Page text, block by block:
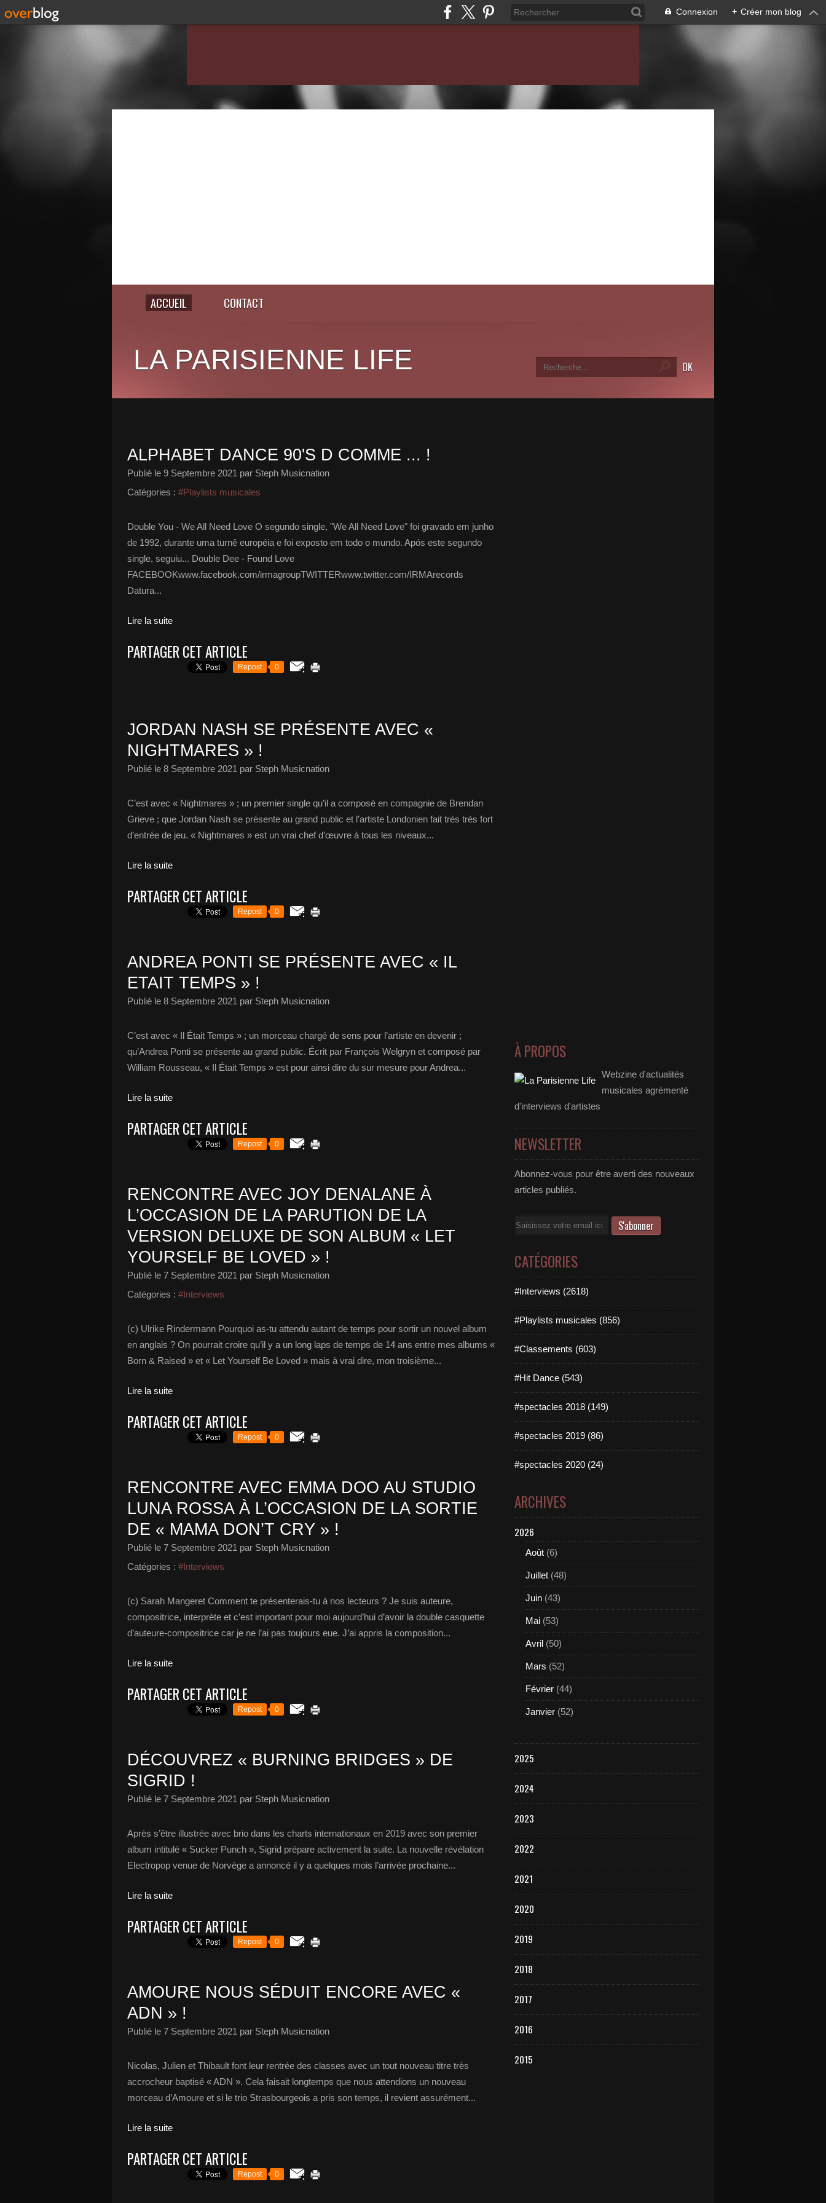
Connexion + Créer mon blog
ACCUEIL CONTACT
LA PARISIENNE LIFE
ALPHABET DANCE 90'S D COMME ... !
Publié le 9 Septembre 2021 par Steph Musicnation
Catégories : #Playlists musicales
Double You - We All Need Love O segundo single, "We All Need Love" foi gravado em junho
de 1992, durante uma turnê européia e foi exposto em todo o mundo. Após este segundo
single, seguiu... Double Dee - Found Love
FACEBOOKwww.facebook.com/irmagroupTWITTERwww.twitter.com/IRMArecords
Datura...
Lire la suite
PARTAGER CET ARTICLE
Repost 0
JORDAN NASH SE PRÉSENTE AVEC «
NIGHTMARES » !
Publié le 8 Septembre 2021 par Steph Musicnation
C’est avec « Nightmares » ; un premier single qu’il a composé en compagnie de Brendan
Grieve ; que Jordan Nash se présente au grand public et l’artiste Londonien fait très très fort
d’entrée de jeu. « Nightmares » est un vrai chef d’œuvre à tous les niveaux...
Lire la suite
PARTAGER CET ARTICLE
Repost 0
ANDREA PONTI SE PRÉSENTE AVEC « IL
ETAIT TEMPS » !
Publié le 8 Septembre 2021 par Steph Musicnation
C’est avec « Il Était Temps » ; un morceau chargé de sens pour l’artiste en devenir ;
qu’Andrea Ponti se présente au grand public. Écrit par François Welgryn et composé par
William Rousseau, « Il Était Temps » est pour ainsi dire du sur mesure pour Andrea...
Lire la suite
PARTAGER CET ARTICLE
Repost 0
RENCONTRE AVEC JOY DENALANE À
L’OCCASION DE LA PARUTION DE LA
VERSION DELUXE DE SON ALBUM « LET
YOURSELF BE LOVED » !
Publié le 7 Septembre 2021 par Steph Musicnation
Catégories : #Interviews
(c) Ulrike Rindermann Pourquoi as-tu attendu autant de temps pour sortir un nouvel album
en anglais ? On pourrait croire qu’il y a un long laps de temps de 14 ans entre mes albums «
Born & Raised » et « Let Yourself Be Loved » mais à vrai dire, mon troisième...
Lire la suite
PARTAGER CET ARTICLE
Repost 0
RENCONTRE AVEC EMMA DOO AU STUDIO
LUNA ROSSA À L’OCCASION DE LA SORTIE
DE « MAMA DON’T CRY » !
Publié le 7 Septembre 2021 par Steph Musicnation
Catégories : #Interviews
(c) Sarah Mangeret Comment te présenterais-tu à nos lecteurs ? Je suis auteure,
compositrice, interprète et c’est important pour moi aujourd’hui d’avoir la double casquette
d’auteure-compositrice car je ne l’ai pas toujours eue. J’ai appris la composition...
Lire la suite
PARTAGER CET ARTICLE
Repost 0
DÉCOUVREZ « BURNING BRIDGES » DE
SIGRID !
Publié le 7 Septembre 2021 par Steph Musicnation
Après s’être illustrée avec brio dans les charts internationaux en 2019 avec son premier
album intitulé « Sucker Punch », Sigrid prépare activement la suite. La nouvelle révélation
Electropop venue de Norvège a annoncé il y a quelques mois l’arrivée prochaine...
Lire la suite
PARTAGER CET ARTICLE
Repost 0
AMOURE NOUS SÉDUIT ENCORE AVEC «
ADN » !
Publié le 7 Septembre 2021 par Steph Musicnation
Nicolas, Julien et Thibault font leur rentrée des classes avec un tout nouveau titre très
accrocheur baptisé « ADN ». Cela faisait longtemps que nous attendions un nouveau
morceau d’Amoure et si le trio Strasbourgeois a pris son temps, il revient assurément...
Lire la suite
PARTAGER CET ARTICLE
Repost 0
À PROPOS
Webzine d'actualités
musicales agrémenté
d'interviews d'artistes
NEWSLETTER
Abonnez-vous pour être averti des nouveaux
articles publiés.
Email
CATÉGORIES
#Interviews (2618)
#Playlists musicales (856)
#Classements (603)
#Hit Dance (543)
#spectacles 2018 (149)
#spectacles 2019 (86)
#spectacles 2020 (24)
ARCHIVES
2026
Août (6)
Juillet (48)
Juin (43)
Mai (53)
Avril (50)
Mars (52)
Février (44)
Janvier (52)
2025
2024
2023
2022
2021
2020
2019
2018
2017
2016
2015